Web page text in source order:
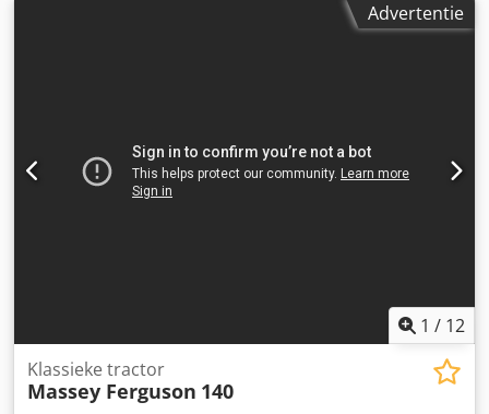
Advertentie
1 / 12
Klassieke tractor
Massey Ferguson 140